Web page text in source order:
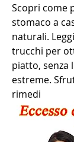
Scopri come
stomaco a
naturali.
trucchi per
piatto, senza
estreme.
rimedi